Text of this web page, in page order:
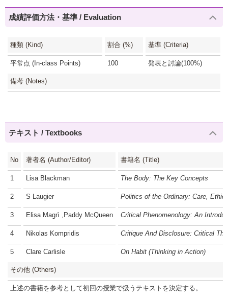
成績評価方法・基準 / Evaluation
種類 (Kind) 割合 (%) 基準 (Criteria)
平常点 (In-class Points) 100 発表と討論(100%)
備考 (Notes)
テキスト / Textbooks
No 著者名 (Author/Editor) 書籍名 (Title)
1 Lisa Blackman The Body: The Key Concepts
2 S Laugier Politics of the Ordinary: Care,
3 Elisa Magrì ,Paddy McQueen Critical Phenomenology: An
4 Nikolas Kompridis Critique And Disclosure: Critical
5 Clare Carlisle On Habit (Thinking in Action)
その他 (Others)
上述の書籍を参考として初回の授業で扱うテキストを決定する。